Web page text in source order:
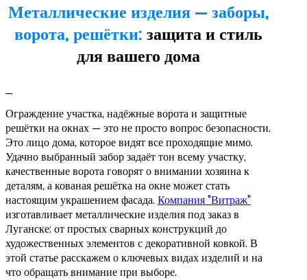
Металлические изделия — заборы,
ворота, решётки:защита и стиль
для вашего дома
Ограждение участка, надёжные ворота и защитные
решётки на окнах — это не просто вопрос безопасности.
Это лицо дома, которое видят все проходящие мимо.
Удачно выбранный забор задаёт тон всему участку,
качественные ворота говорят о внимании хозяина к
деталям, а кованая решётка на окне может стать
настоящим украшением фасада. Компания "Витраж"
изготавливает металлические изделия под заказ в
Луганске: от простых сварных конструкций до
художественных элементов с декоративной ковкой. В
этой статье расскажем о ключевых видах изделий и на
что обращать внимание при выборе.